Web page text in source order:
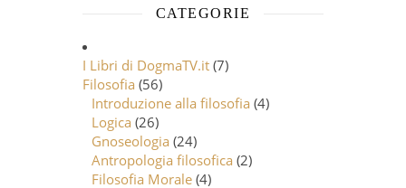
CATEGORIE
I Libri di DogmaTV.it (7)
Filosofia (56)
Introduzione alla filosofia (4)
Logica (26)
Gnoseologia (24)
Antropologia filosofica (2)
Filosofia Morale (4)